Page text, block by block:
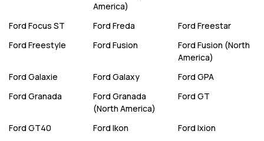
America)
Ford Focus ST Ford Freda Ford Freestar
Ford Freestyle Ford Fusion Ford Fusion (North
America)
Ford Galaxie Ford Galaxy Ford GPA
Ford Granada Ford Granada
(North America)
Ford GT
Ford GT40 Ford Ikon Ford Ixion